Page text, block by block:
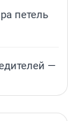
петель
—